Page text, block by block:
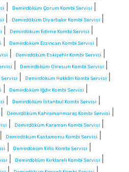
Demirdöküm Çorum Kombi Servisi
Demirdöküm Diyarbakır Kombi Servisi
Demirdöküm Edirne Kombi Servisi
Demirdöküm Erzincan Kombi Servisi
Demirdöküm Eskişehir Kombi Servisi
Demirdöküm Giresun Kombi Servisi
Servisi Demirdöküm Hakkâri Kombi Servisi
Demirdöküm Iğdır Kombi Servisi
Demirdöküm İstanbul Kombi Servisi
Demirdöküm Kahramanmaraş Kombi Servisi
Demirdöküm Karaman Kombi Servisi
Demirdöküm Kastamonu Kombi Servisi
Demirdöküm Kilis Kombi Servisi
Demirdöküm Kırklareli Kombi Servisi